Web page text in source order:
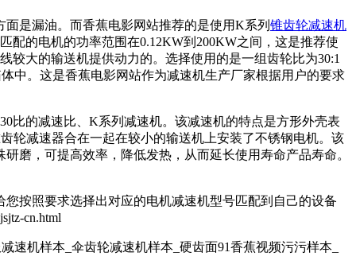
面是漏油。而香蕉电影网站推荐的是使用K系列 锥齿轮减速机
配的电机的功率范围在0.12KW到200KW之间，这是推荐使
大的输送机提供动力的。选择使用的是一组齿轮比为30:1
中。这是香蕉电影网站作为减速机生产厂家根据用户的要求
比的减速比、K系列减速机。该减速机的特点是方形外壳表
轮减速器合在一起在较小的输送机上安装了不锈钢电机。该
可提高效率，降低发热，从而延长使用寿命产品寿命。
您按照要求选择出对应的电机减速机型号匹配到自己的设备
cn.html
机样本_伞齿轮减速机样本_硬齿面91香蕉视频污污样本_